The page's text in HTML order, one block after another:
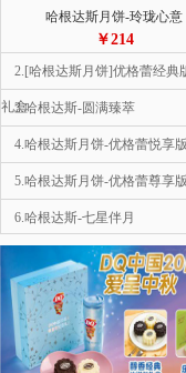
哈根达斯月饼-玲珑心意
￥214
2.[哈根达斯月饼]优格蕾经典
礼盒
3.哈根达斯-圆满臻萃
4.哈根达斯月饼-优格蕾悦享版
5.哈根达斯月饼-优格蕾尊享版
6.哈根达斯-七星伴月
7.哈根达斯月饼-彩云追月
8.哈根达斯-金尊
9.星巴克-星情月饼礼盒
10.星巴克-星悦月饼礼盒